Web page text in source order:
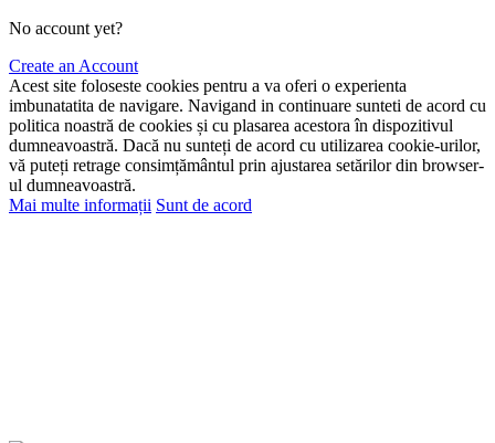
No account yet?
Create an Account
Acest site foloseste cookies pentru a va oferi o experienta
imbunatatita de navigare. Navigand in continuare sunteti de acord cu
politica noastră de cookies și cu plasarea acestora în dispozitivul
dumneavoastră. Dacă nu sunteți de acord cu utilizarea cookie-urilor,
vă puteți retrage consimțământul prin ajustarea setărilor din browser-
ul dumneavoastră.
Mai multe informații Sunt de acord